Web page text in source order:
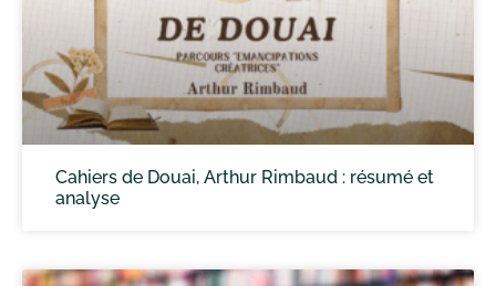
Cahiers de Douai, Arthur Rimbaud : résumé et
analyse